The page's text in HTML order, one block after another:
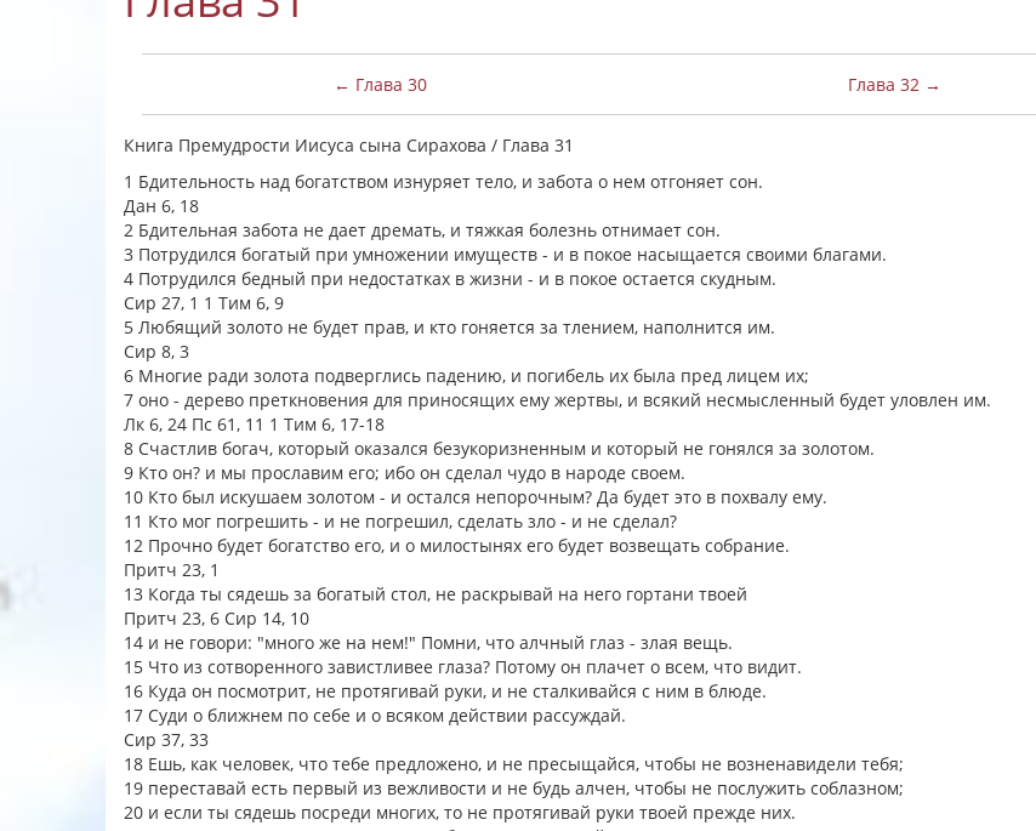
← Глава 30 Глава 32 →
Книга Премудрости Иисуса сына Сирахова / Глава 31
1 Бдительность над богатством изнуряет тело, и забота о нем отгоняет сон.
Дан 6, 18
2 Бдительная забота не дает дремать, и тяжкая болезнь отнимает сон.
3 Потрудился богатый при умножении имуществ - и в покое насыщается своими благами.
4 Потрудился бедный при недостатках в жизни - и в покое остается скудным.
Сир 27, 1 1 Тим 6, 9
5 Любящий золото не будет прав, и кто гоняется за тлением, наполнится им.
Сир 8, 3
6 Многие ради золота подверглись падению, и погибель их была пред лицем их;
7 оно - дерево преткновения для приносящих ему жертвы, и всякий несмысленный будет уловлен им.
Лк 6, 24 Пс 61, 11 1 Тим 6, 17-18
8 Счастлив богач, который оказался безукоризненным и который не гонялся за золотом.
9 Кто он? и мы прославим его; ибо он сделал чудо в народе своем.
10 Кто был искушаем золотом - и остался непорочным? Да будет это в похвалу ему.
11 Кто мог погрешить - и не погрешил, сделать зло - и не сделал?
12 Прочно будет богатство его, и о милостынях его будет возвещать собрание.
Притч 23, 1
13 Когда ты сядешь за богатый стол, не раскрывай на него гортани твоей
Притч 23, 6 Сир 14, 10
14 и не говори: "много же на нем!" Помни, что алчный глаз - злая вещь.
15 Что из сотворенного завистливее глаза? Потому он плачет о всем, что видит.
16 Куда он посмотрит, не протягивай руки, и не сталкивайся с ним в блюде.
17 Суди о ближнем по себе и о всяком действии рассуждай.
Сир 37, 33
18 Ешь, как человек, что тебе предложено, и не пресыщайся, чтобы не возненавидели тебя;
19 переставай есть первый из вежливости и не будь алчен, чтобы не послужить соблазном;
20 и если ты сядешь посреди многих, то не протягивай руки твоей прежде них.